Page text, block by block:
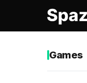
Games